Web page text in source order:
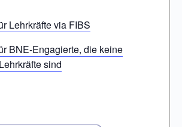
Lehrkräfte via FIBS
BNE-Engagierte, die keine
sind